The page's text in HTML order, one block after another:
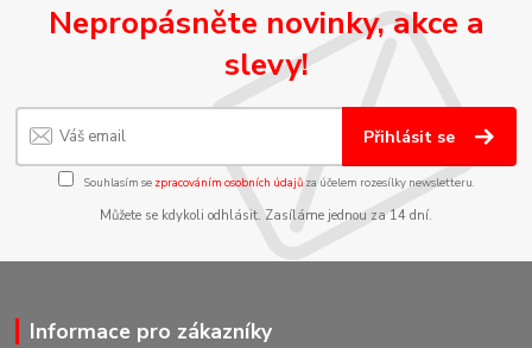
Nepropásněte novinky, akce a
slevy!
Přihlásit se
Souhlasím se zpracováním osobních údajůza účelem rozesílky newsletteru.
Můžete se kdykoli odhlásit. Zasíláme jednou za 14 dní.
Informace pro zákazníky